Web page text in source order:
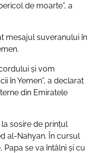
de moarte”, a
mesajul suveranului în
și vom
în Yemen”, a declarat
din Emiratele
sosire de prințul
al-Nahyan. În cursul
Papa se va întâlni și cu